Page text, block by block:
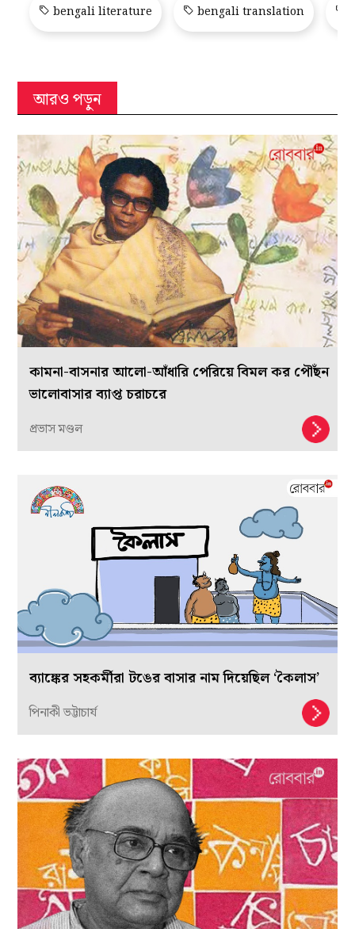
bengali literature bengali translation
আরও পড়ুন
কামনা-বাসনার আলো-আঁধারি পেরিয়ে বিমল কর পৌঁছন
ভালোবাসার ব্যাপ্ত চরাচরে
প্রভাস মণ্ডল
ব্যাঙ্কের সহকর্মীরা টঙের বাসার নাম দিয়েছিল ‘কৈলাস’
পিনাকী ভট্টাচার্য